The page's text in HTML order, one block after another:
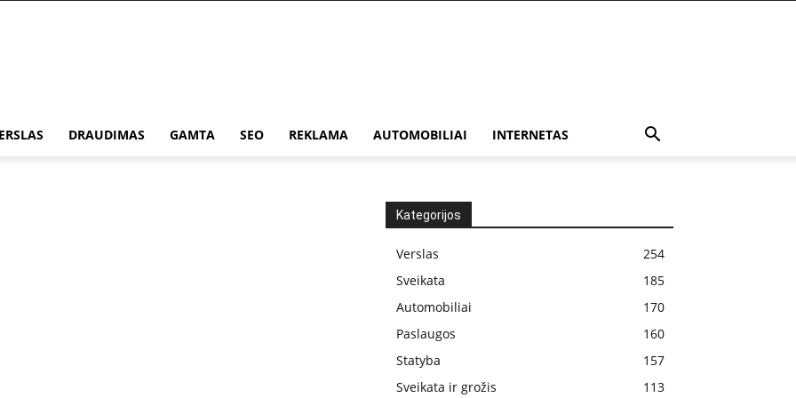
DRAUDIMAS GAMTA SEO REKLAMA AUTOMOBILIAI INTERNETAS
Kategorijos
Verslas
254
Sveikata
185
Automobiliai
170
Paslaugos
160
Statyba
157
Sveikata ir grožis
113